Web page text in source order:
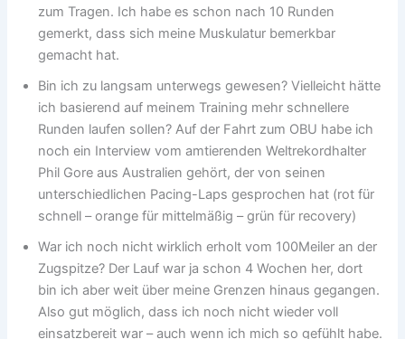
zum Tragen. Ich habe es schon nach 10 Runden
gemerkt, dass sich meine Muskulatur bemerkbar
gemacht hat.
Bin ich zu langsam unterwegs gewesen? Vielleicht hätte
ich basierend auf meinem Training mehr schnellere
Runden laufen sollen? Auf der Fahrt zum OBU habe ich
noch ein Interview vom amtierenden Weltrekordhalter
Phil Gore aus Australien gehört, der von seinen
unterschiedlichen Pacing-Laps gesprochen hat (rot für
schnell – orange für mittelmäßig – grün für recovery)
War ich noch nicht wirklich erholt vom 100Meiler an der
Zugspitze? Der Lauf war ja schon 4 Wochen her, dort
bin ich aber weit über meine Grenzen hinaus gegangen.
Also gut möglich, dass ich noch nicht wieder voll
einsatzbereit war – auch wenn ich mich so gefühlt habe.